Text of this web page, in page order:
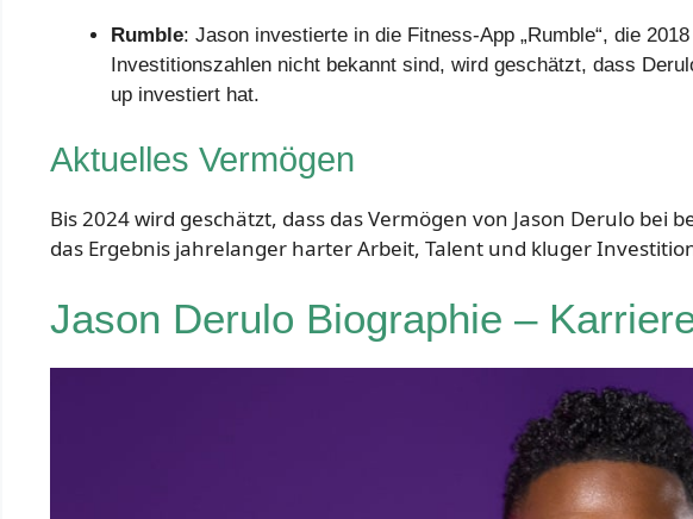
Rumble: Jason investierte in die Fitness-App „Rumble“, die
Investitionszahlen nicht bekannt sind, wird geschätzt, dass
up investiert hat.
Aktuelles Vermögen
Bis 2024 wird geschätzt, dass das Vermögen von Jason Derulo bei
das Ergebnis jahrelanger harter Arbeit, Talent und kluger
Jason Derulo Biographie –